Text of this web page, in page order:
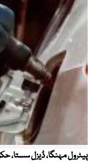
پیٹرول مہنگا، ڈیزل سستا،